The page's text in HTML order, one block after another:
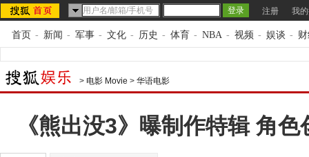
注册 我
首页 - 新闻 - 军事 - 文化 - 历史 - 体育 - NBA - 视频 - 娱谈 -
> 电影 Movie > 华语电影
《熊出没3》曝制作特辑 角